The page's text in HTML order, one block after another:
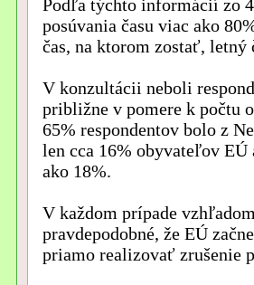
Podľa týchto informácií zo
posúvania času viac ako
čas, na ktorom zostať, letný
V konzultácii neboli
približne v pomere k počtu
65% respondentov bolo z
len cca 16% obyvateľov
ako 18%.
V každom prípade
pravdepodobné, že EÚ
priamo realizovať zrušenie